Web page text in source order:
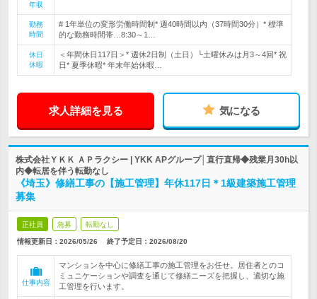
年収
勤務
時間
# 1年単位の変形労働時間制* 週40時間以内（37時間30分）* 標準
的な勤務時間帯…8:30～1…
休日
休暇
＜年間休日117日＞* 週休2日制（土日）└土曜休みは月3～4回* 祝
日* 夏季休暇* 年末年始休暇…
求人詳細を見る 気になる
株式会社ＹＫＫ ＡＰラクシー | YKK APグループ│直行直帰◆残業月30h以
内◆転居を伴う転勤なし
《埼玉》修繕工事の【施工管理】年休117日＊1級建築施工管理
募集
正社員 急募 転勤なし
情報更新日：2026/05/26 終了予定日： 2026/08/20
仕事内容
マンションを中心に修繕工事の施工管理をお任せ。居住者とのコ
ミュニケーションや調査を通じて修繕ニーズを把握し、適切な施
工管理を行います。